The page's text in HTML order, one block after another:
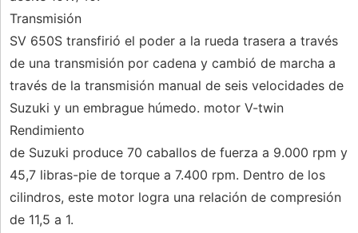
Transmisión
SV 650S transfirió el poder a la rueda trasera a través
de una transmisión por cadena y cambió de marcha a
través de la transmisión manual de seis velocidades de
Suzuki y un embrague húmedo. motor V-twin
Rendimiento
de Suzuki produce 70 caballos de fuerza a 9.000 rpm y
45,7 libras-pie de torque a 7.400 rpm. Dentro de los
cilindros, este motor logra una relación de compresión
de 11,5 a 1.